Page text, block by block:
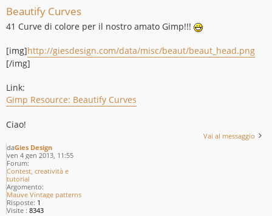
Beautify Curves
41 Curve di colore per il nostro amato Gimp!!!
[img]http://giesdesign.com/data/misc/beaut/beaut_head.png
[/img]
Link:
Gimp Resource: Beautify Curves
Ciao!
Vai al messaggio
daGies Design
ven 4 gen 2013, 11:55
Forum:
Contest, creatività e
tutorial
Argomento:
Mauve Vintage patterns
Risposte: 1
Visite : 8343